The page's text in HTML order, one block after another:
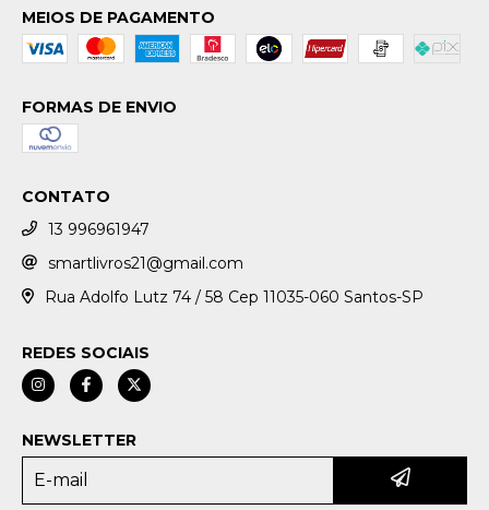
MEIOS DE PAGAMENTO
FORMAS DE ENVIO
CONTATO
13 996961947
smartlivros21@gmail.com
Rua Adolfo Lutz 74 / 58 Cep 11035-060 Santos-SP
REDES SOCIAIS
NEWSLETTER